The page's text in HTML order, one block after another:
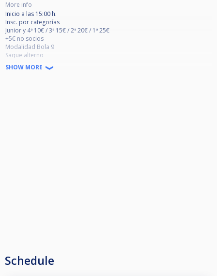
More info
Inicio a las 15:00 h.
Insc. por categorías
Junior y 4ª 10€ / 3ª 15€ / 2ª 20€ / 1ª 25€
+5€ no socios
Modalidad Bola 9
Saque alterno
Enfrentamientos a 7 ganadas
Limitado a 32 jugadores
SHOW MORE
Schedule